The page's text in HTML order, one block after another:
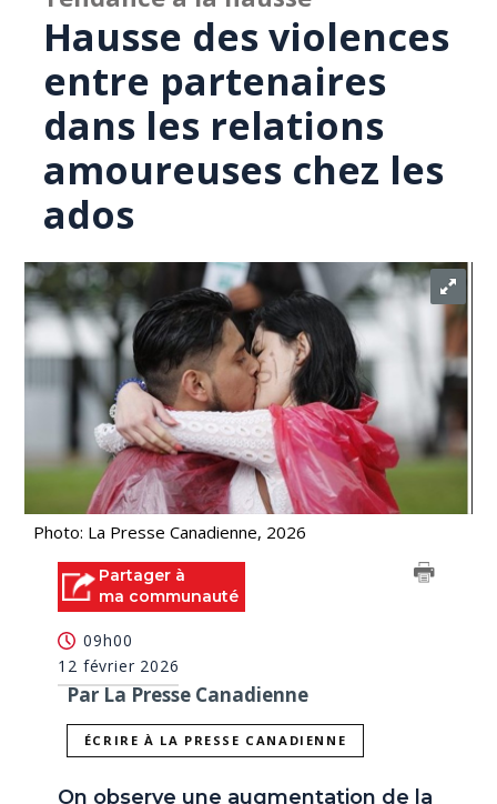
Hausse des violences
entre partenaires
dans les relations
amoureuses chez les
ados
Photo: La Presse Canadienne, 2026
Partager à
ma communauté
09h00
12 février 2026
Par La Presse Canadienne
ÉCRIRE À LA PRESSE CANADIENNE
On observe une augmentation de la